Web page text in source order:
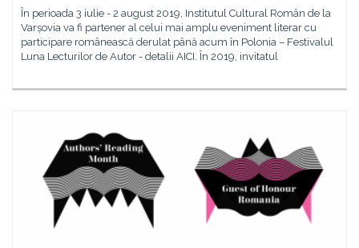
În perioada 3 iulie - 2 august 2019, Institutul Cultural Român de la
Varșovia va fi partener al celui mai amplu eveniment literar cu
participare românească derulat până acum în Polonia – Festivalul
Luna Lecturilor de Autor - detalii AICI. În 2019, invitatul